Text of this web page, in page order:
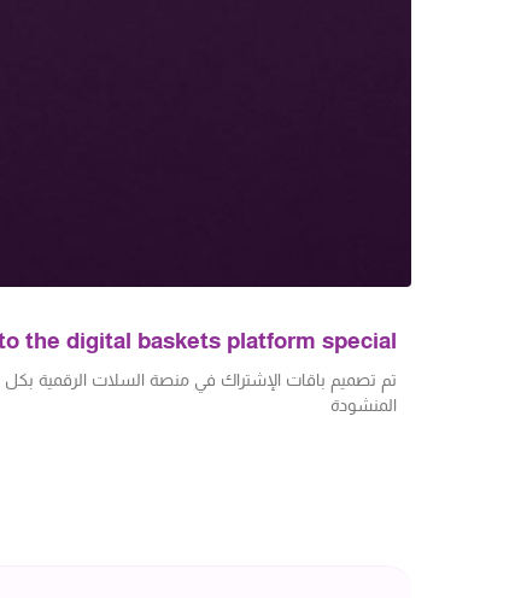
the digital baskets platform special
تم تصميم باقات الإشتراك في منصة السلات الرقمية بكل
المنشودة